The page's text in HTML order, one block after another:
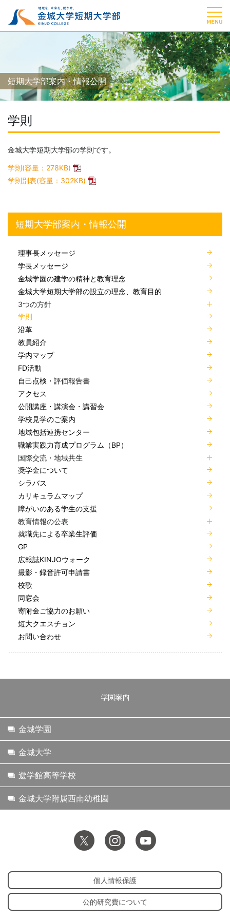
短期大学部案内・情報公開
学則
金城大学短期大学部の学則です。
学則(容量：278KB)
学則別表(容量：302KB)
短期大学部案内・情報公開
理事長メッセージ
学長メッセージ
金城学園の建学の精神と教育理念
金城大学短期大学部の設立の理念、教育目的
3つの方針
学則
沿革
教員紹介
学内マップ
FD活動
自己点検・評価報告書
アクセス
公開講座・講演会・講習会
学校見学のご案内
地域包括連携センター
職業実践力育成プログラム（BP）
国際交流・地域共生
奨学金について
シラバス
カリキュラムマップ
障がいのある学生の支援
教育情報の公表
就職先による卒業生評価
GP
広報誌KINJOウォーク
撮影・録音許可申請書
校歌
同窓会
寄附金ご協力のお願い
短大クエスチョン
お問い合わせ
学園案内
金城学園
金城大学
遊学館高等学校
金城大学附属西南幼稚園
個人情報保護
公的研究費について